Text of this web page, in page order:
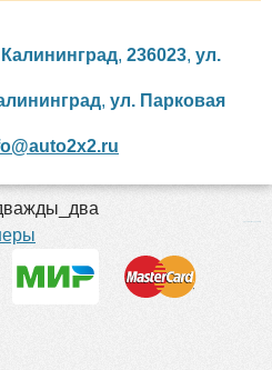
Калининград, 236023, ул.
, ул. Парковая